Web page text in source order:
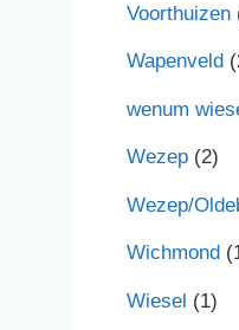
Voorthuizen
Wapenveld
wenum
Wezep (2)
Wezep/
Wichmond
Wiesel (1)